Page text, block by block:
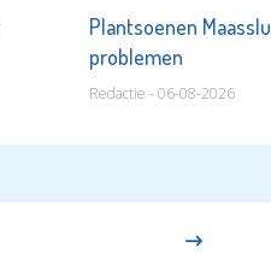
Plantsoenen
problemen
Redactie - 06-08-2026